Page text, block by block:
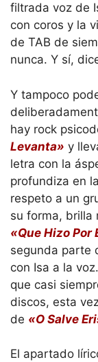
filtrada voz de
con coros y la
de TAB de
nunca. Y sí,
Y tampoco
hay rock
Levanta» y
letra con la
profundiza en
respeto a un
su forma, brilla
«Que Hizo Por
segunda parte
con Isa a la
que casi
discos, esta
de «O Salve
El apartado